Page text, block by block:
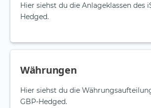
Hier siehst du die Anlageklassen des
Hedged.
Währungen
Hier siehst du die
GBP-Hedged.